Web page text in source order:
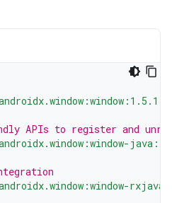
APIs to register and